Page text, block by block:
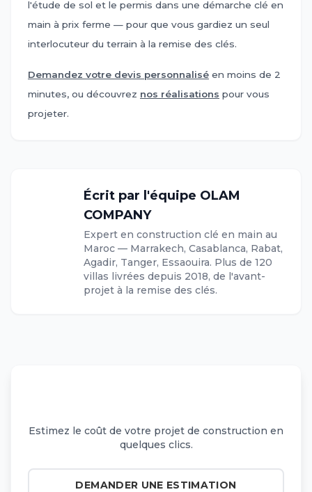
l'étude de sol et le permis dans une démarche clé en
main à prix ferme — pour que vous gardiez un seul
interlocuteur du terrain à la remise des clés.
Demandez votre devis personnalisé en moins de 2
minutes, ou découvrez nos réalisations pour vous
projeter.
Écrit par l'équipe OLAM
COMPANY
Expert en construction clé en main au
Maroc — Marrakech, Casablanca, Rabat,
Agadir, Tanger, Essaouira. Plus de 120
villas livrées depuis 2018, de l'avant-
projet à la remise des clés.
Estimez le coût de votre projet de construction en
quelques clics.
DEMANDER UNE ESTIMATION